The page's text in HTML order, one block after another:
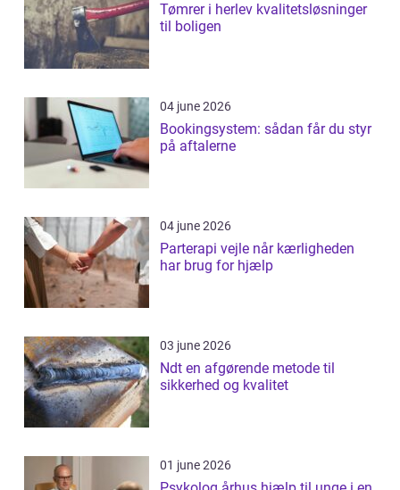
Tømrer i herlev kvalitetsløsninger
til boligen
04 june 2026
Bookingsystem: sådan får du styr
på aftalerne
04 june 2026
Parterapi vejle når kærligheden
har brug for hjælp
03 june 2026
Ndt en afgørende metode til
sikkerhed og kvalitet
01 june 2026